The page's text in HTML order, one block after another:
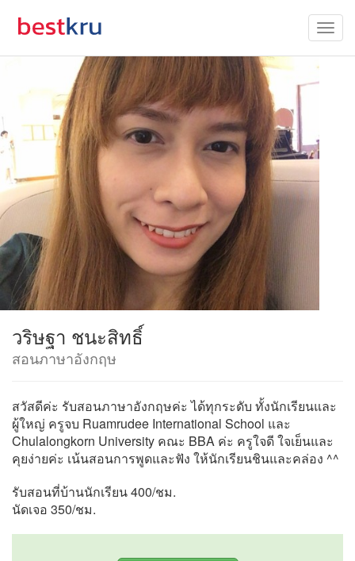
วริษฐา ชนะสิทธิ์
สอนภาษาอังกฤษ
สวัสดีค่ะ รับสอนภาษาอังกฤษค่ะ ได้ทุกระดับ ทั้งนักเรียนและ
ผู้ใหญ่ ครูจบ Ruamrudee International School และ
Chulalongkorn University คณะ BBA ค่ะ ครูใจดี ใจเย็นและ
คุยง่ายค่ะ เน้นสอนการพูดและฟัง ให้นักเรียนชินและคล่อง ^^
รับสอนที่บ้านนักเรียน 400/ชม.
นัดเจอ 350/ชม.